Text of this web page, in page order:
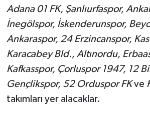
Adana 01 FK, Şanlıurfaspor,
İnegölspor, İskenderunspor,
Ankaraspor, 24 Erzincanspor,
Karacabey Bld., Altınordu,
Kafkasspor, Çorluspor 1947, 12
Gençlikspor, 52 Orduspor FKve
takımları yer alacaklar.